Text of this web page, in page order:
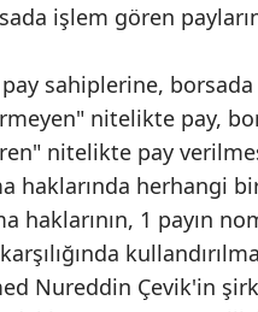
işlem gören
pay sahiplerine,
nitelikte pay,
nitelikte pay
haklarında herhangi
haklarının, 1 payın
Nureddin Çevik'in